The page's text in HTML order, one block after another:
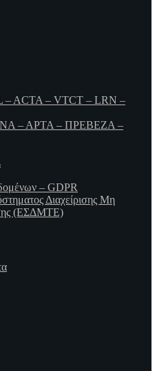
– ACTA – VTCT – LRN –
– ΑΡΤΑ – ΠΡΕΒΕΖΑ –
– GDPR
Διαχείρισης Μη
(ΕΣΔΜΤΕ)